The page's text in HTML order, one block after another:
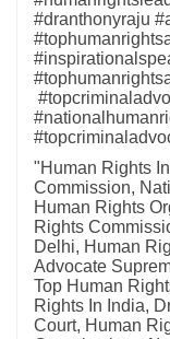
#dranthonyraju
"Human Rights
Commission,
Human Rights
Rights
Delhi, Human
Advocate
Top Human
Rights In India,
Court, Human